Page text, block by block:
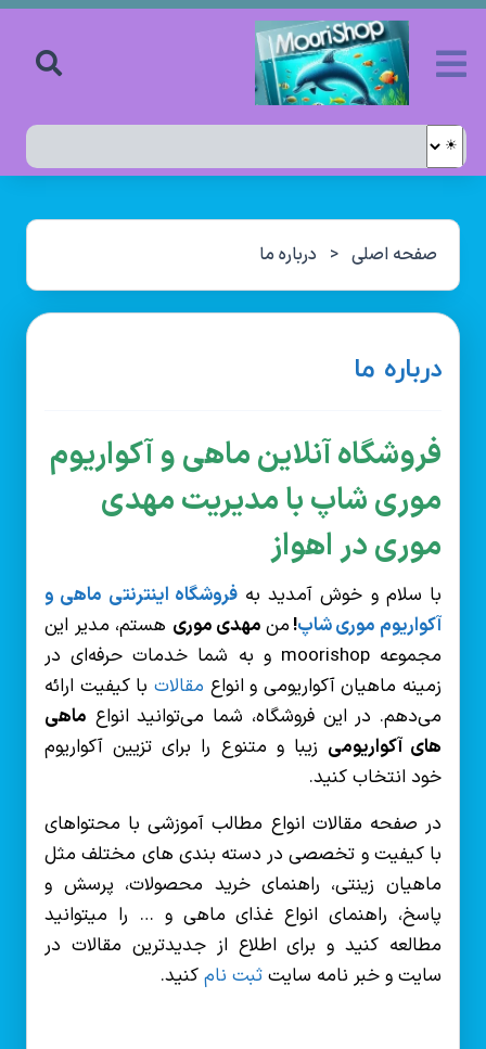
صفحه اصلی < درباره ما
درباره ما
فروشگاه آنلاین ماهی و آکواریوم
موری شاپ با مدیریت مهدی
موری در اهواز
با سلام و خوش آمدید بهفروشگاه اینترنتی ماهی و
آکواریوم موری شاپ!منمهدی موری هستم، مدیر این
مجموعه moorishop و به شما خدمات حرفه‌ای در
زمینه ماهیان آکواریومی و انواع مقالات با کیفیت ارائه
می‌دهم. در این فروشگاه، شما می‌توانید انواع ماهی
های آکواریومی زیبا و متنوع را برای تزیین آکواریوم
خود انتخاب کنید.
در صفحه مقالات انواع مطالب آموزشی با محتواهای
با کیفیت و تخصصی در دسته بندی های مختلف مثل
ماهیان زینتی، راهنمای خرید محصولات، پرسش و
پاسخ، راهنمای انواع غذای ماهی و … را میتوانید
مطالعه کنید و برای اطلاع از جدیدترین مقالات در
سایت و خبر نامه سایتثبت نامکنید.